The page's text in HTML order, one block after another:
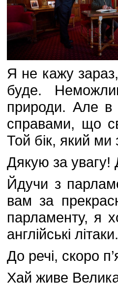
Я не кажу
буде.
природи. Але в
справами, що
Той бік, який
Дякую за увагу!
Йдучи з
вам за
парламенту, я
англійські літаки.
До речі, скоро
Хай живе